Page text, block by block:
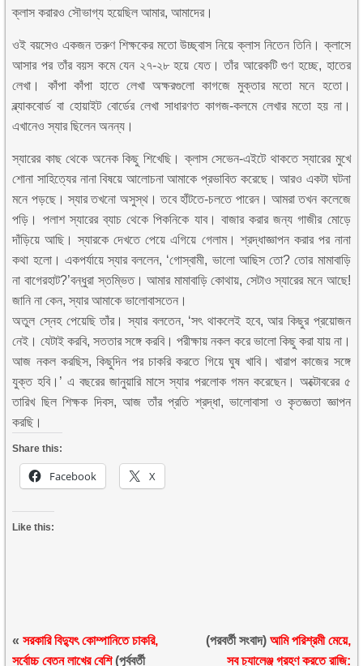
ক্লাস করারও সৌভাগ্য হয়েছিল আমার, আমাদের।
ওই বয়সেও একজন তরুণ শিক্ষকের মতো উচ্ছ্বাস নিয়ে ক্লাস নিতেন তিনি। ক্লাসে
আসার পর তাঁর বয়স কমে যেন ২৭-২৮ হয়ে যেত। তাঁর আরেকটি গুণ হচ্ছে, হাতের
লেখা। কাঁপা কাঁপা হাতে লেখা অক্ষরগুলো কাগজে মুক্তার মতো মনে হতো।
ব্ল্যাকবোর্ড বা হোয়াইট বোর্ডের লেখা সাধারণত কাগজ-কলমে লেখার মতো হয় না।
এখানেও স্যার ছিলেন অনন্য।
স্যারের কাছ থেকে অনেক কিছু শিখেছি। ক্লাস সেভেন-এইটে থাকতে স্যারের মুখে
শোনা সাহিত্যের নানা বিষয়ে আলোচনা আমাকে প্রভাবিত করেছে। আরও একটা ঘটনা
মনে পড়ছে। স্যার তখনো অসুস্থ। তবে হাঁটতে-চলতে পারেন। আমরা তখন কলেজে
পড়ি। পলাশ স্যারের ব্যাচ থেকে পিকনিকে যাব। বাজার করার জন্য গাজীর মোড়ে
দাঁড়িয়ে আছি। স্যারকে দেখতে পেয়ে এগিয়ে গেলাম। শ্রদ্ধাজ্ঞাপন করার পর নানা
কথা হলো। একপর্যায়ে স্যার বললেন, ‘গোস্বামী, ভালো আছিস তো? তোর মামাবাড়ি
না বাগেরহাট?’বন্ধুরা স্তম্ভিত। আমার মামাবাড়ি কোথায়, সেটাও স্যারের মনে আছে!
জানি না কেন, স্যার আমাকে ভালোবাসতেন।
অতুল স্নেহ পেয়েছি তাঁর। স্যার বলতেন, ‘সৎ থাকলেই হবে, আর কিছুর প্রয়োজন
নেই। যেটাই করবি, সততার সঙ্গে করবি। পরীক্ষায় নকল করে ভালো কিছু করা যায় না।
আজ নকল করছিস, কিছুদিন পর চাকরি করতে গিয়ে ঘুষ খাবি। খারাপ কাজের সঙ্গে
যুক্ত হবি।’ এ বছরের জানুয়ারি মাসে স্যার পরলোক গমন করেছেন। অক্টোবরের ৫
তারিখ ছিল শিক্ষক দিবস, আজ তাঁর প্রতি শ্রদ্ধা, ভালোবাসা ও কৃতজ্ঞতা জ্ঞাপন
করছি।
Share this:
Facebook X
Like this:
«সরকারি বিদ্যুৎ কোম্পানিতে চাকরি,
সর্বোচ্চ বেতন লাখের বেশি(পূর্ববর্তী
(পরবর্তী সংবাদ) আমি পরিশ্রমী মেয়ে,
সব চ্যালেঞ্জ গ্রহণ করতে রাজি: